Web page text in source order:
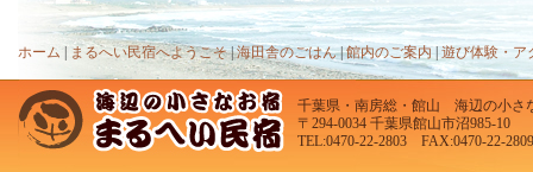
ホーム まるへい民宿へようこそ|海田舎のごはん|館内のご案内 遊び体験・ア
千葉県・南房総・館山 海辺の小
〒294-0034 千葉県館山市沼985-10
TEL:0470-22-2803 FAX:0470-22-2809